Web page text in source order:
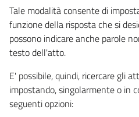
Tale modalità consente di
funzione della risposta che si
possono indicare anche parole
testo dell'atto.
E' possibile, quindi, ricercare gli
impostando, singolarmente o in
seguenti opzioni: